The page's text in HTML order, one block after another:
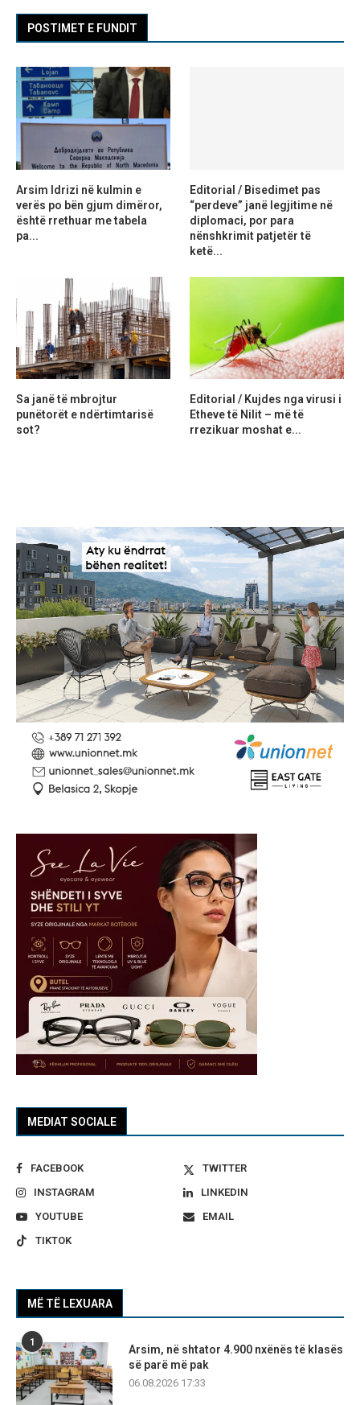
MEDIAT SOCIALE
FACEBOOK
TWITTER
INSTAGRAM
LINKEDIN
YOUTUBE
EMAIL
TIKTOK
MË TË LEXUARA
1
Arsim, në shtator 4.900 nxënës të klasës
së parë më pak
06.08.2026 17:33
POSTIMET E FUNDIT
Arsim Idrizi në kulmin e
verës po bën gjum dimëror,
është rrethuar me tabela
pa...
Editorial / Bisedimet pas
“perdeve” janë legjitime në
diplomaci, por para
nënshkrimit patjetër të
ketë...
Sa janë të mbrojtur
punëtorët e ndërtimtarisë
sot?
Editorial / Kujdes nga virusi i
Etheve të Nilit – më të
rrezikuar moshat e...